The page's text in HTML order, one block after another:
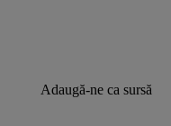
Adaugă-ne ca sursă